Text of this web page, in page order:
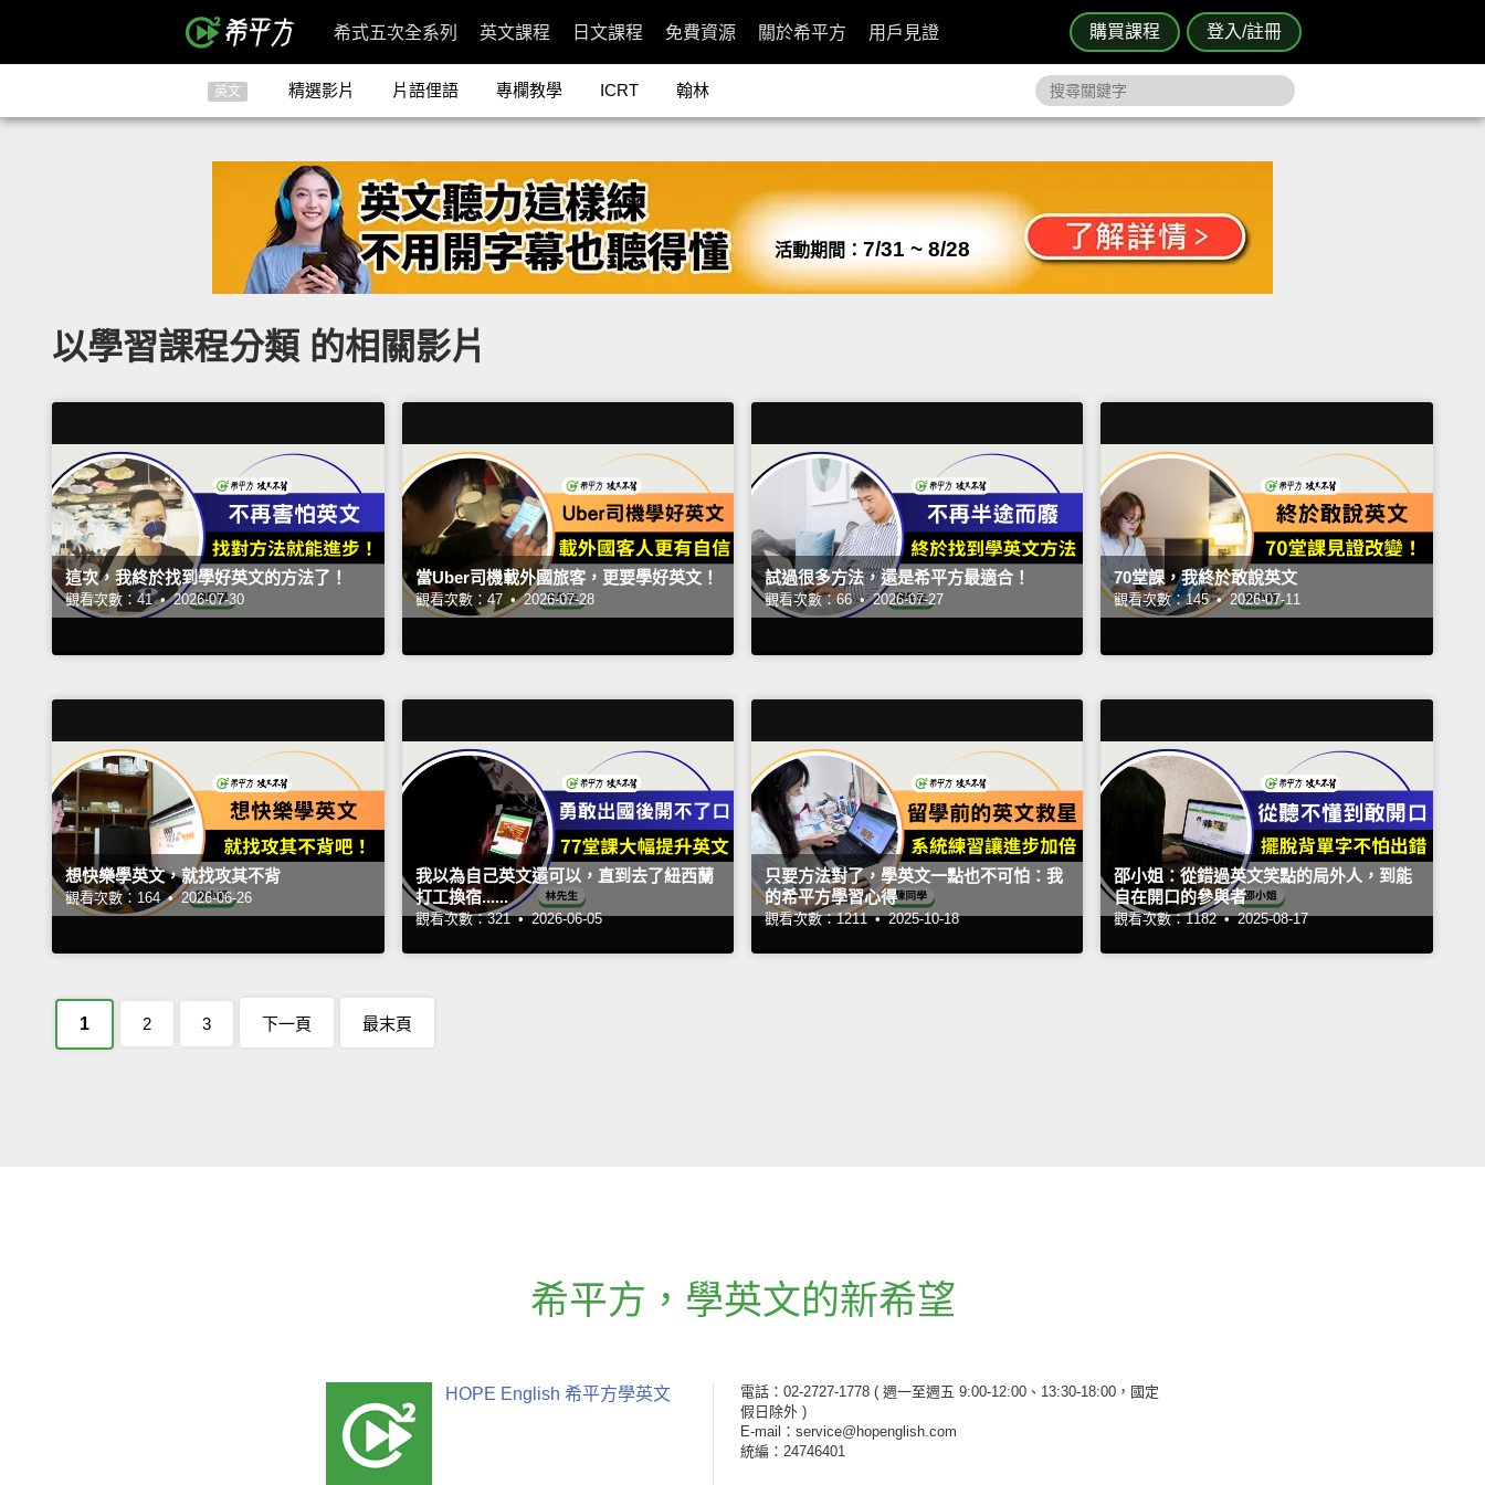
購買課程 登入/註冊
希式五次全系列 英文課程 日文課程 免費資源 關於希平方 用戶見證
英文 精選影片 片語俚語 專欄教學 ICRT 翰林
活動期間： 7/31 ~ 8/28
以學習課程分類 的相關影片
這次，我終於找到學好英文的方法了！
觀看次數：41 • 2026-07-30
當Uber司機載外國旅客，更要學好英文！
觀看次數：47 • 2026-07-28
試過很多方法，還是希平方最適合！
觀看次數：66 • 2026-07-27
70堂課，我終於敢說英文
觀看次數：145 • 2026-07-11
想快樂學英文，就找攻其不背
觀看次數：164 • 2026-06-26
我以為自己英文還可以，直到去了紐西蘭
打工換宿......
觀看次數：321 • 2026-06-05
只要方法對了，學英文一點也不可怕：我
的希平方學習心得
觀看次數：1211 • 2025-10-18
邵小姐：從錯過英文笑點的局外人，到能
自在開口的參與者
觀看次數：1182 • 2025-08-17
1 2 3 下一頁 最末頁
希平方 ， 學英文的新希望
HOPE English 希平方學英文 電話：02-2727-1778 ( 週一至週五 9:00-12:00、13:30-18:00，國定
假日除外 )
E-mail：service@hopenglish.com
統編：24746401